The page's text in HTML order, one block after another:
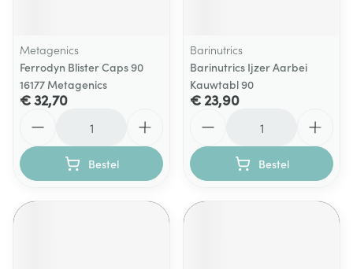
Metagenics
Ferrodyn Blister Caps 90
16177 Metagenics
€ 32,70
Bestel
Barinutrics
Barinutrics Ijzer Aarbei
Kauwtabl 90
€ 23,90
Bestel